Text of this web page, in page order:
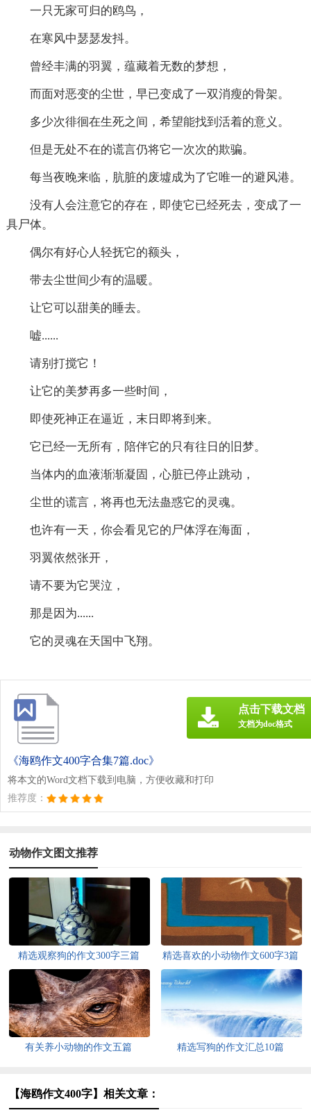
一只无家可归的鸥鸟，
在寒风中瑟瑟发抖。
曾经丰满的羽翼，蕴藏着无数的梦想，
而面对恶变的尘世，早已变成了一双消瘦的骨架。
多少次徘徊在生死之间，希望能找到活着的意义。
但是无处不在的谎言仍将它一次次的欺骗。
每当夜晚来临，肮脏的废墟成为了它唯一的避风港。
没有人会注意它的存在，即使它已经死去，变成了一
具尸体。
偶尔有好心人轻抚它的额头，
带去尘世间少有的温暖。
让它可以甜美的睡去。
嘘......
请别打搅它！
让它的美梦再多一些时间，
即使死神正在逼近，末日即将到来。
它已经一无所有，陪伴它的只有往日的旧梦。
当体内的血液渐渐凝固，心脏已停止跳动，
尘世的谎言，将再也无法蛊惑它的灵魂。
也许有一天，你会看见它的尸体浮在海面，
羽翼依然张开，
请不要为它哭泣，
那是因为......
它的灵魂在天国中飞翔。
《海鸥作文400字合集7篇.doc》
将本文的Word文档下载到电脑，方便收藏和打印
推荐度：
点击下载文档
文档为doc格式
动物作文图文推荐
精选观察狗的作文300字三篇 精选喜欢的小动物作文600字3篇
有关养小动物的作文五篇 精选写狗的作文汇总10篇
【海鸥作文400字】相关文章：